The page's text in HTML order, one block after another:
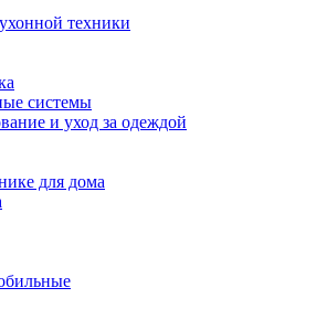
техники
системы
и уход за одеждой
для дома